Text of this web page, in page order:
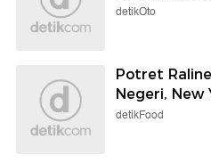
detikOto
Potret
Negeri, New
detikFood